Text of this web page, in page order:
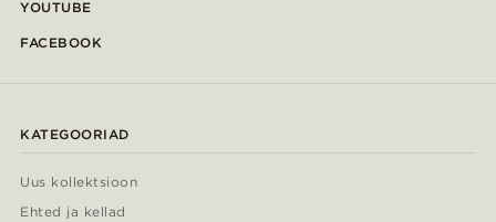
YOUTUBE
FACEBOOK
KATEGOORIAD
Uus kollektsioon
Ehted ja kellad